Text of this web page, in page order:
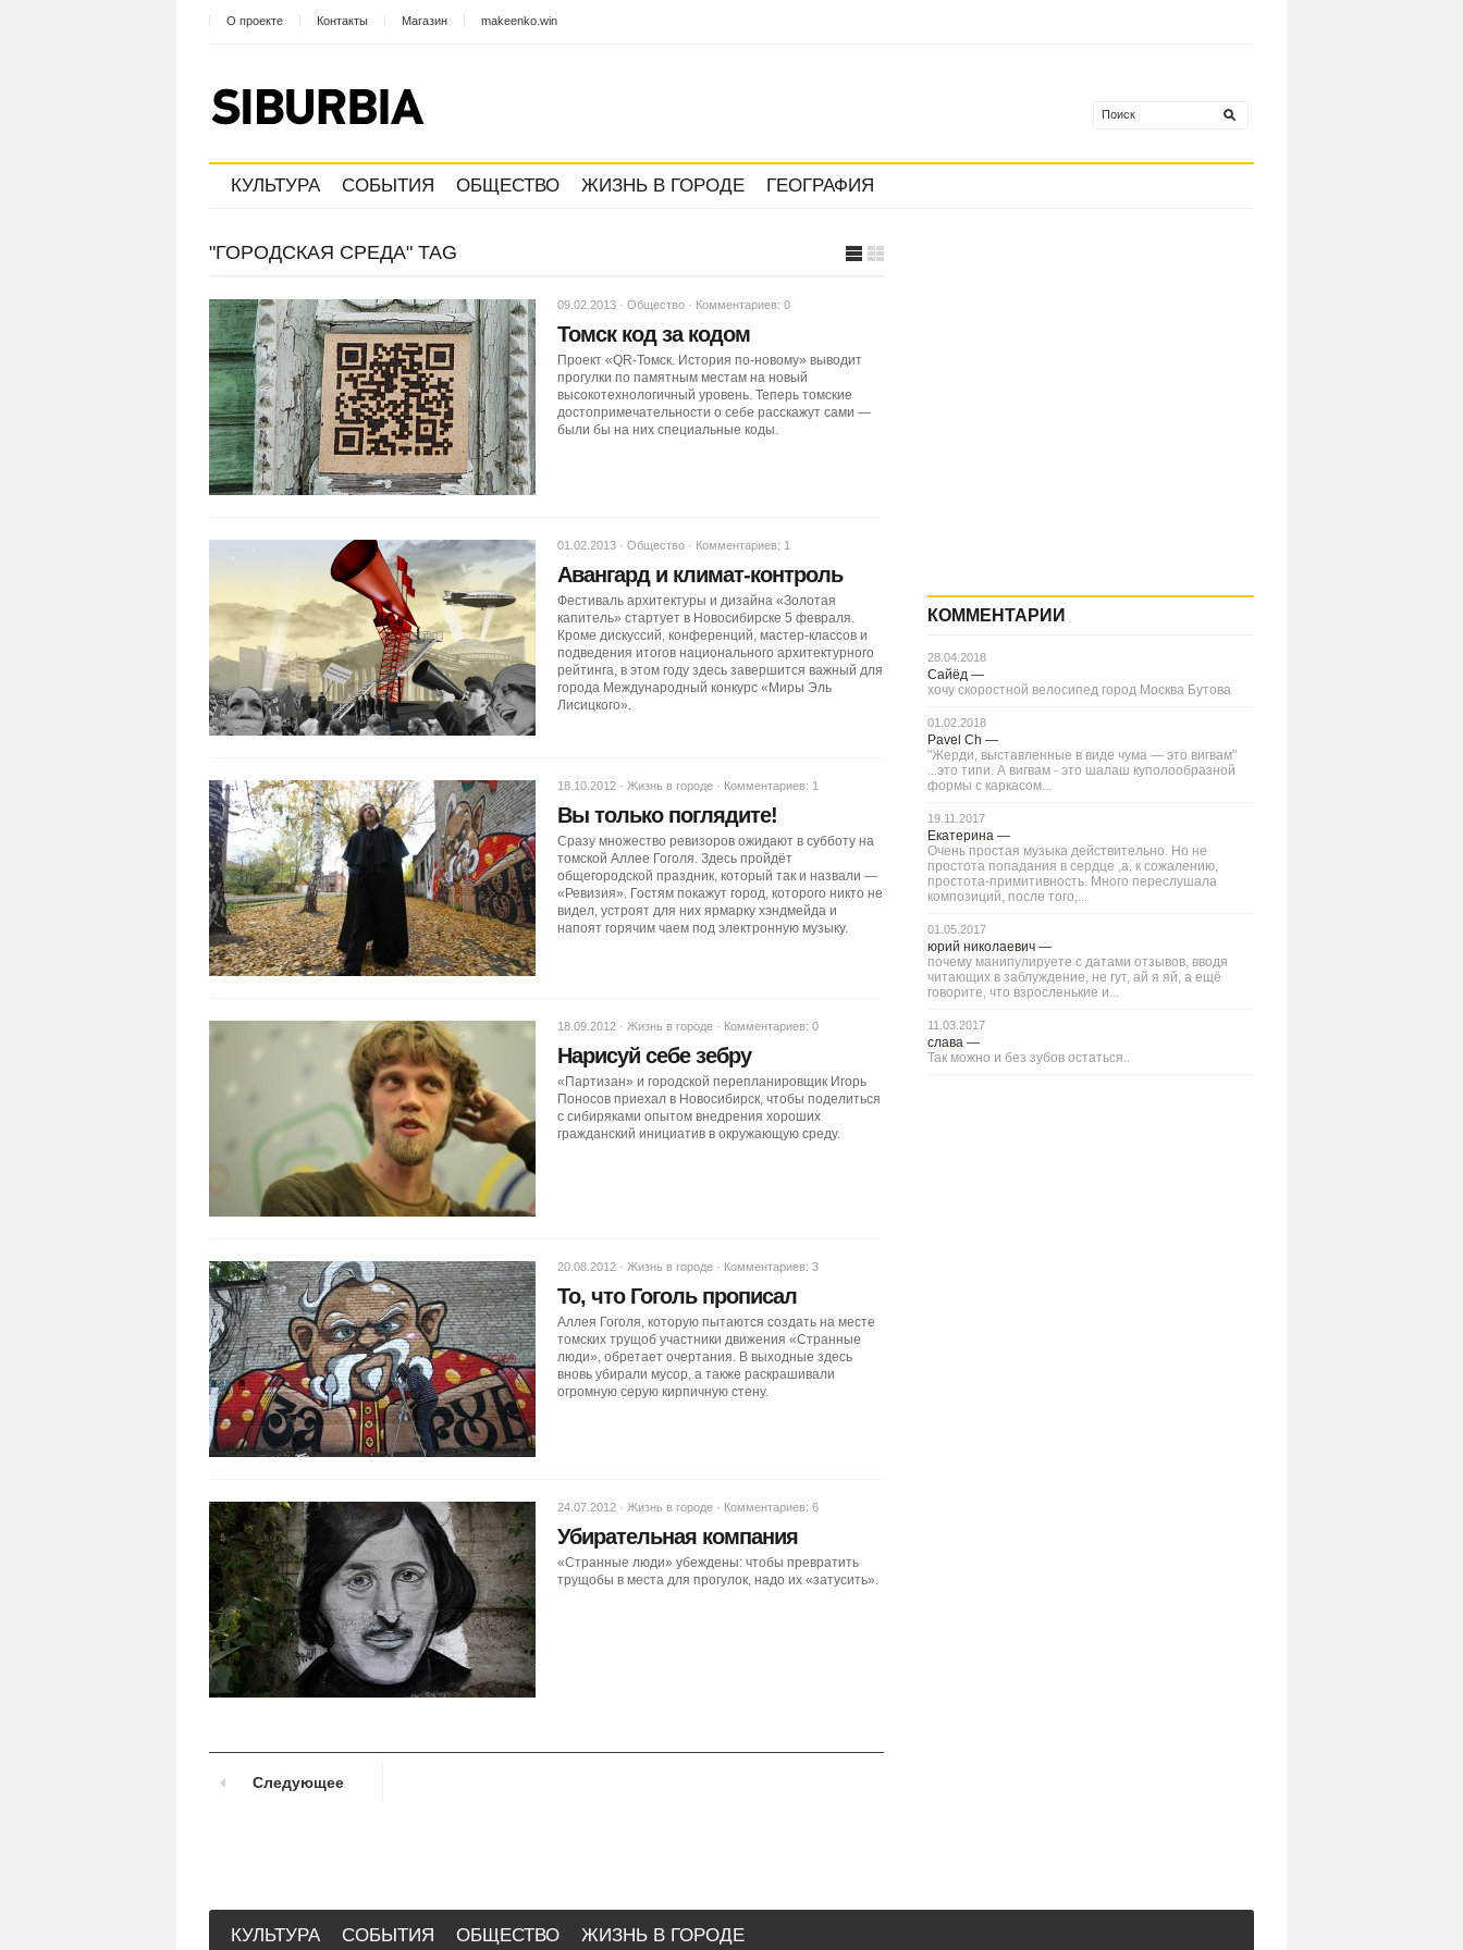
О проекте Контакты Магазин makeenko.win
КУЛЬТУРА СОБЫТИЯ ОБЩЕСТВО ЖИЗНЬ В ГОРОДЕ ГЕОГРАФИЯ
"ГОРОДСКАЯ СРЕДА" TAG
09.02.2013 · Общество · Комментариев: 0
Томск код за кодом
Проект «QR-Томск. История по-новому» выводит
прогулки по памятным местам на новый
высокотехнологичный уровень. Теперь томские
достопримечательности о себе расскажут сами —
были бы на них специальные коды.
01.02.2013 · Общество · Комментариев: 1
Авангард и климат-контроль
Фестиваль архитектуры и дизайна «Золотая
капитель» стартует в Новосибирске 5 февраля.
Кроме дискуссий, конференций, мастер-классов и
подведения итогов национального архитектурного
рейтинга, в этом году здесь завершится важный для
города Международный конкурс «Миры Эль
Лисицкого».
18.10.2012 · Жизнь в городе · Комментариев: 1
Вы только поглядите!
Сразу множество ревизоров ожидают в субботу на
томской Аллее Гоголя. Здесь пройдёт
общегородской праздник, который так и назвали —
«Ревизия». Гостям покажут город, которого никто не
видел, устроят для них ярмарку хэндмейда и
напоят горячим чаем под электронную музыку.
18.09.2012 · Жизнь в городе · Комментариев: 0
Нарисуй себе зебру
«Партизан» и городской перепланировщик Игорь
Поносов приехал в Новосибирск, чтобы поделиться
с сибиряками опытом внедрения хороших
гражданский инициатив в окружающую среду.
20.08.2012 · Жизнь в городе · Комментариев: 3
То, что Гоголь прописал
Аллея Гоголя, которую пытаются создать на месте
томских трущоб участники движения «Странные
люди», обретает очертания. В выходные здесь
вновь убирали мусор, а также раскрашивали
огромную серую кирпичную стену.
24.07.2012 · Жизнь в городе · Комментариев: 6
Убирательная компания
«Странные люди» убеждены: чтобы превратить
трущобы в места для прогулок, надо их «затусить».
Следующее
КОММЕНТАРИИ
28.04.2018
Сайёд —
хочу скоростной велосипед город Москва Бутова
01.02.2018
Pavel Ch —
"Жерди, выставленные в виде чума — это вигвам"
...это типи. А вигвам - это шалаш куполообразной
формы с каркасом...
19.11.2017
Екатерина —
Очень простая музыка действительно. Но не
простота попадания в сердце ,а, к сожалению,
простота-примитивность. Много переслушала
композиций, после того,...
01.05.2017
юрий николаевич —
почему манипулируете с датами отзывов, вводя
читающих в заблуждение, не гут, ай я яй, а ещё
говорите, что взросленькие и...
11.03.2017
слава —
Так можно и без зубов остаться..
КУЛЬТУРА СОБЫТИЯ ОБЩЕСТВО ЖИЗНЬ В ГОРОДЕ